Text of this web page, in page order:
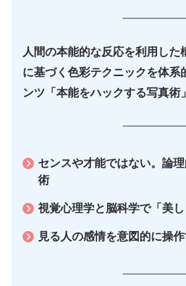
人間の本能的な反応を利用した
に基づく色彩テクニックを体系
ンツ「本能をハックする写真術
センスや才能ではない。論
術
視覚心理学と脳科学で「美
見る人の感情を意図的に操